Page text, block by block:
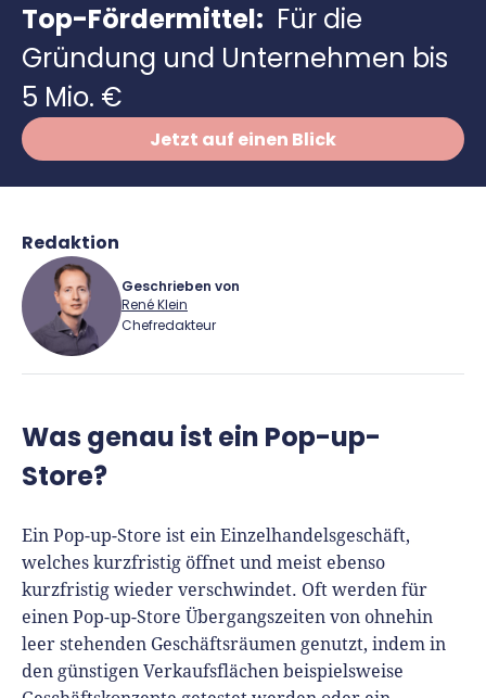
Deals
Top-Fördermittel: Für die
Gründung und Unternehmen bis
5 Mio. €
Jetzt auf einen Blick
Redaktion
Geschrieben von
René Klein
Chefredakteur
Für-Gründer.de Redaktion
Gründerlandschaft. Seine Mission:
Gründerinnen und Gründern praxisnahe
Inhalte und echte Insights an die Hand zu
geben. Das tut er als Chefredakteur,
Podcast-Host, Webinar-Moderator und auf
unserem YouTube-Kanal.
Was genau ist ein Pop-up-
Store?
Ein Pop-up-Store ist ein Einzelhandelsgeschäft,
welches kurzfristig öffnet und meist ebenso
kurzfristig wieder verschwindet. Oft werden für
einen Pop-up-Store Übergangszeiten von ohnehin
leer stehenden Geschäftsräumen genutzt, indem in
den günstigen Verkaufsflächen beispielsweise